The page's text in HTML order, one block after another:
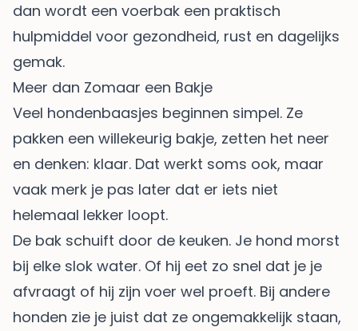
dan wordt een voerbak een praktisch
hulpmiddel voor gezondheid, rust en dagelijks
gemak.
Meer dan Zomaar een Bakje
Veel hondenbaasjes beginnen simpel. Ze
pakken een willekeurig bakje, zetten het neer
en denken: klaar. Dat werkt soms ook, maar
vaak merk je pas later dat er iets niet
helemaal lekker loopt.
De bak schuift door de keuken. Je hond morst
bij elke slok water. Of hij eet zo snel dat je je
afvraagt of hij zijn voer wel proeft. Bij andere
honden zie je juist dat ze ongemakkelijk staan,